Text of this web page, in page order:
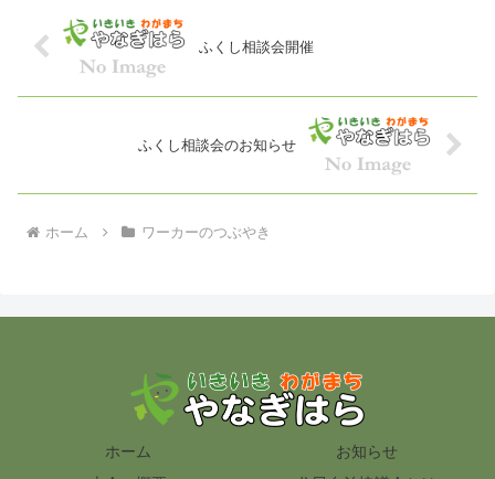
ふくし相談会開催
ふくし相談会のお知らせ
ホーム ワーカーのつぶやき
ホーム
お知らせ